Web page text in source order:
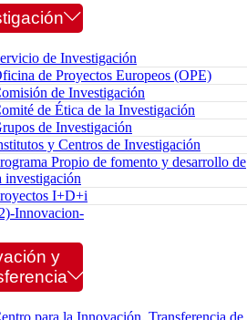
de Investigación
de Proyectos Europeos (OPE)
de Investigación
de Ética de la Investigación
de Investigación
y Centros de Investigación
Propio de fomento y desarrollo de
investigación
I+D+i
Innovacion-
y
para la Innovación, Transferencia de